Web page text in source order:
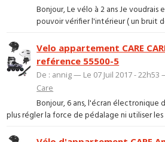
Bonjour, Le vélo à 2 ans Je
pouvoir vérifier l'intérieur ( un bruit
Velo appartement CARE
reférence 55500-5
De : annig — Le 07 Juil 2017 - 22h53
Care
Bonjour, 6 ans, l'écran électronique
plus régler la force de pédalage ni utiliser les